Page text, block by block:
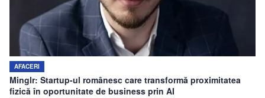
Contact
AFACERI
Minglr: Startup-ul românesc care transformă proximitatea
fizică în oportunitate de business prin AI